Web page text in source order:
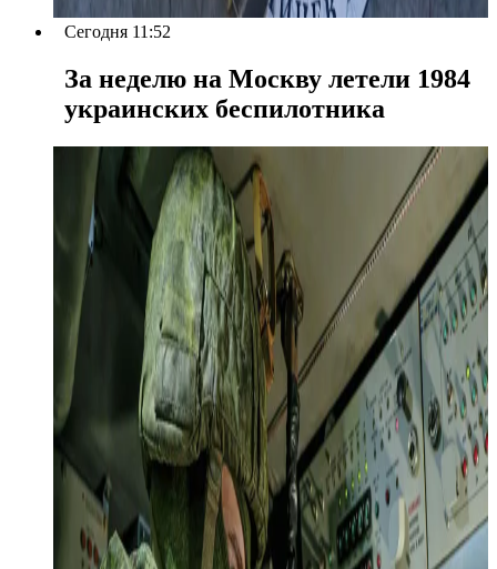
Сегодня 11:52
За неделю на Москву летели 1984
украинских беспилотника